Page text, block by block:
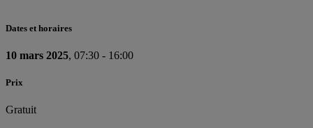
Dates et horaires
10 mars 2025, 07:30 - 16:00
Prix
Gratuit